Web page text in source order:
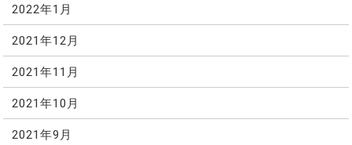
2022年1月
2021年12月
2021年11月
2021年10月
2021年9月